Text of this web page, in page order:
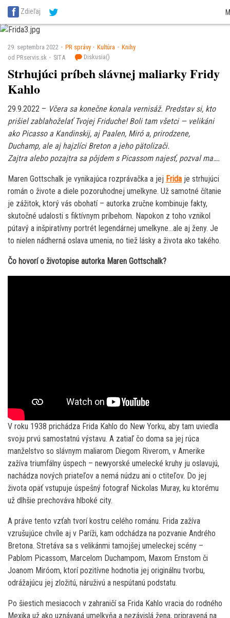
SITA Energetika
SITA Reality
SITA Školstvo
Zdieľaj
29. septembra 2022 PR správy Kultúra
Knihy
od PRservis.sk
SITA Diskusia()
Strhujúci príbeh slávnej maliarky Fridy
Kahlo
29.9.2022 – Včera sa konečne konala vernisáž. Predstav si, kto
prišiel zablahoželať Tvojej Friduche! Boli tam všetci — velikáni
ako Picasso a Kandinskij, aj Paalen, Miró a, prirodzene,
Duchamp, ale aj hajzlíci Breton a jeho pätolizači.
Zajtra alebo pozajtra sa pôjdem s Picassom najesť, pozval ma….
Maren Gottschalk je vynikajúca rozprávačka a jej Frida je strhujúci
román o živote a diele pozoruhodnej umelkyne. Už samotné čítanie
je zážitok, ktorý vás obohatí – autorka zručne kombinuje fakty,
skutočné udalosti s fiktívnym príbehom. Napokon z toho vznikol
pútavý a inšpiratívny portrét legendárnej umelkyne…ale aj ženy. Je
to nielen nádherná oslava umenia, no tiež lásky a života ako takého.
Čo hovorí o životopise autorka Maren Gottschalk?
V roku 1938 prichádza Frida Kahlo do New Yorku, aby tam uviedla
svoju prvú samostatnú výstavu. A zatiaľ čo doma sa jej rúca
manželstvo so slávnym maliarom Diegom Riverom, v Amerike
zažíva triumfálny úspech – newyorské umelecké kruhy ju oslavujú,
nachádza nových priateľov a nemá núdzu ani o ctiteľov. Do jej
života opäť vstupuje úspešný fotograf Nickolas Muray, ku ktorému
už dlhšie prechováva hlboké city.
A práve tento vzťah tvorí kostru celého románu. Frida zažíva
vzrušujúce chvíle aj v Paríži, kam odchádza na pozvanie Andrého
Bretona. Stretáva sa s velikánmi tamojšej umeleckej scény –
Pablom Picassom, Marcelom Duchampom, Maxom Ernstom či
Joanom Miróom, ktorí pozitívne hodnotia jej originálnu tvorbu,
odrážajúcu jej zložitú, náruživú a nespútanú podstatu.
Po šiestich mesiacoch v zahraničí sa Frida Kahlo vracia do rodného
Mexika už ako uznávaná umelkyňa a nezávislá žena, pripravená na